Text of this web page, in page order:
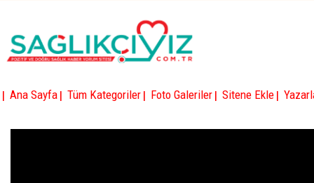
| Ana Sayfa | Tüm Kategoriler | Foto Galeriler | Sitene Ekle |